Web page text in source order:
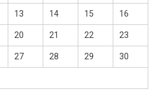
13 14 15 16
20 21 22 23
27 28 29 30